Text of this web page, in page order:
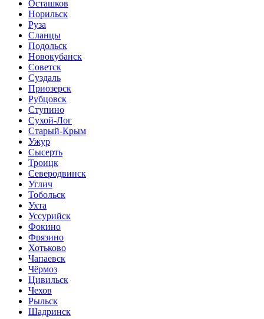
Осташков
Норильск
Руза
Сланцы
Подольск
Новокубанск
Советск
Суздаль
Приозерск
Рубцовск
Ступино
Сухой-Лог
Старый-Крым
Ужур
Сысерть
Троицк
Северодвинск
Углич
Тобольск
Ухта
Уссурийск
Фокино
Фрязино
Хотьково
Чапаевск
Чёрмоз
Цивильск
Чехов
Рыльск
Шадринск